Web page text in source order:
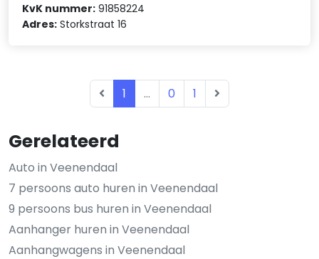
Gerelateerd
Auto in Veenendaal
7 persoons auto huren in Veenendaal
9 persoons bus huren in Veenendaal
Aanhanger huren in Veenendaal
Aanhangwagens in Veenendaal
KvK nummer: 91858224
Adres: Storkstraat 16
1 ... 0 1